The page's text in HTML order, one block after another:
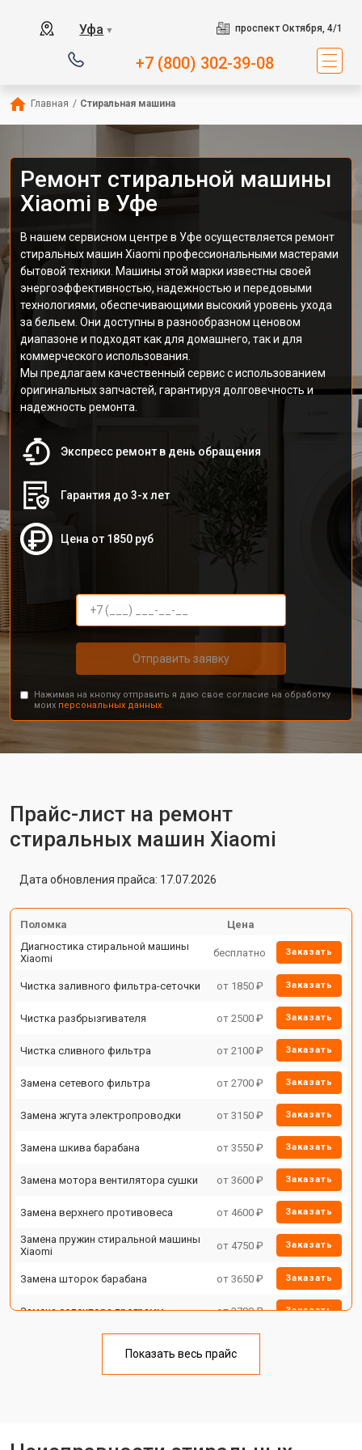
Уфа ▼ проспект Октября, 4/1
+7 (800) 302-39-08
Главная / Стиральная машина
Ремонт стиральной машины
Xiaomi в Уфе
В нашем сервисном центре в Уфе осуществляется ремонт
стиральных машин Xiaomi профессиональными мастерами
бытовой техники. Машины этой марки известны своей
энергоэффективностью, надежностью и передовыми
технологиями, обеспечивающими высокий уровень ухода
за бельем. Они доступны в разнообразном ценовом
диапазоне и подходят как для домашнего, так и для
коммерческого использования.
Мы предлагаем качественный сервис с использованием
оригинальных запчастей, гарантируя долговечность и
надежность ремонта.
Экспресс ремонт в день обращения
Гарантия до 3-х лет
Цена от 1850 руб
Отправить заявку
Нажимая на кнопку отправить я даю свое согласие на обработку
моих персональных данных.
Прайс-лист на ремонт
стиральных машин Xiaomi
Дата обновления прайса: 17.07.2026
Поломка
Цена
Диагностика стиральной машины
Xiaomi
бесплатно Заказать
Чистка заливного фильтра-сеточки от 1850 ₽ Заказать
Чистка разбрызгивателя от 2500 ₽ Заказать
Чистка сливного фильтра от 2100 ₽ Заказать
Замена сетевого фильтра от 2700 ₽ Заказать
Замена жгута электропроводки от 3150 ₽ Заказать
Замена шкива барабана от 3550 ₽ Заказать
Замена мотора вентилятора сушки от 3600 ₽ Заказать
Замена верхнего противовеса от 4600 ₽ Заказать
Замена пружин стиральной машины
Xiaomi
от 4750 ₽ Заказать
Замена шторок барабана от 3650 ₽ Заказать
Замена селектора программ от 3700 ₽ Заказать
Замена опоры бака от 2800 ₽
Замена нижнего противовеса
Показать весь прайс